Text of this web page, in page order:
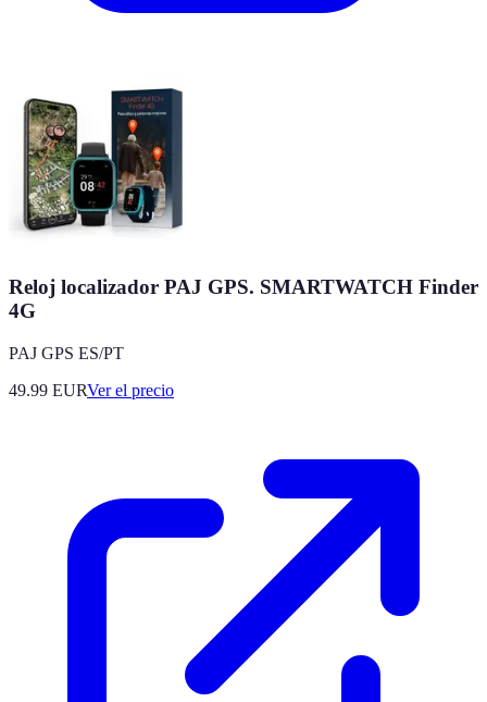
Reloj localizador PAJ GPS. SMARTWATCH Finder
4G
PAJ GPS ES/PT
49.99 EURVer el precio